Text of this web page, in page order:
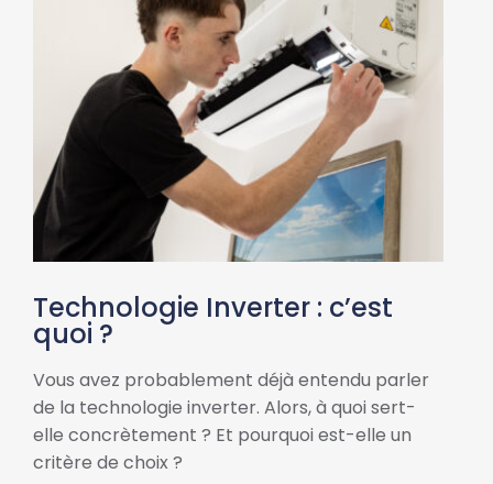
Technologie Inverter : c’est
quoi ?
Vous avez probablement déjà entendu parler
de la technologie inverter. Alors, à quoi sert-
elle concrètement ? Et pourquoi est-elle un
critère de choix ?